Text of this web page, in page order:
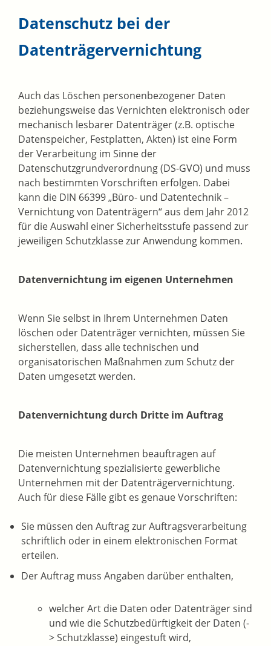
Datenschutz bei der
Datenträgervernichtung
Auch das Löschen personenbezogener Daten
beziehungsweise das Vernichten elektronisch oder
mechanisch lesbarer Datenträger (z.B. optische
Datenspeicher, Festplatten, Akten) ist eine Form
der Verarbeitung im Sinne der
Datenschutzgrundverordnung (DS-GVO) und muss
nach bestimmten Vorschriften erfolgen. Dabei
kann die DIN 66399 „Büro- und Datentechnik –
Vernichtung von Datenträgern“ aus dem Jahr 2012
für die Auswahl einer Sicherheitsstufe passend zur
jeweiligen Schutzklasse zur Anwendung kommen.
Datenvernichtung im eigenen Unternehmen
Wenn Sie selbst in Ihrem Unternehmen Daten
löschen oder Datenträger vernichten, müssen Sie
sicherstellen, dass alle technischen und
organisatorischen Maßnahmen zum Schutz der
Daten umgesetzt werden.
Datenvernichtung durch Dritte im Auftrag
Die meisten Unternehmen beauftragen auf
Datenvernichtung spezialisierte gewerbliche
Unternehmen mit der Datenträgervernichtung.
Auch für diese Fälle gibt es genaue Vorschriften:
Sie müssen den Auftrag zur Auftragsverarbeitung
schriftlich oder in einem elektronischen Format
erteilen.
Der Auftrag muss Angaben darüber enthalten,
welcher Art die Daten oder Datenträger sind
und wie die Schutzbedürftigkeit der Daten (-
> Schutzklasse) eingestuft wird,